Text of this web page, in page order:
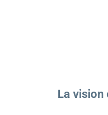
La vision